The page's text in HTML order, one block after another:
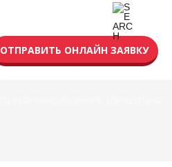
ОТПРАВИТЬ ОНЛАЙН ЗАЯВКУ